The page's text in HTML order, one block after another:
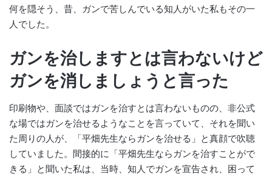
何を隠そう、昔、ガンで苦しんでいる知人がいた私もその一
人でした。
ガンを治しますとは言わないけど
ガンを消しましょうと言った
印刷物や、面談ではガンを治すとは言わないものの、非公式
な場ではガンを治せるようなことを言っていて、それを聞い
た周りの人が、「平畑先生ならガンを治せる」と真顔で吹聴
していました。間接的に「平畑先生ならガンを治すことがで
きる」と聞いた私は、当時、知人でガンを宣告され、困って